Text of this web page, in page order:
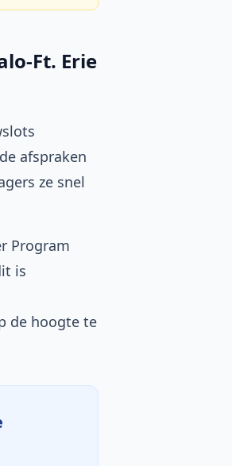
Ft. Erie
afspraken
ze snel
Program
is
de hoogte te